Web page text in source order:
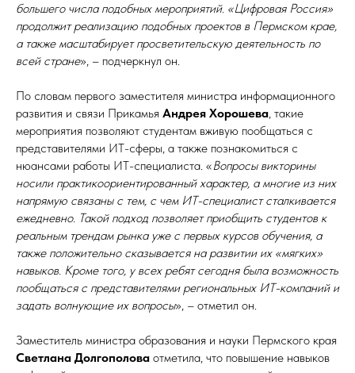
большего числа подобных мероприятий. «Цифровая Россия»
продолжит реализацию подобных проектов в Пермском крае,
а также масштабирует просветительскую деятельность по
всей стране», – подчеркнул он.
По словам первого заместителя министра информационного
развития и связи Прикамья Андрея Хорошева, такие
мероприятия позволяют студентам вживую пообщаться с
представителями ИТ-сферы, а также познакомиться с
нюансами работы ИТ-специалиста. «Вопросы викторины
носили практикоориентированный характер, а многие из них
напрямую связаны с тем, с чем ИТ-специалист сталкивается
ежедневно. Такой подход позволяет приобщить студентов к
реальным трендам рынка уже с первых курсов обучения, а
также положительно сказывается на развитии их «мягких»
навыков. Кроме того, у всех ребят сегодня была возможность
пообщаться с представителями региональных ИТ-компаний и
задать волнующие их вопросы», – отметил он.
Заместитель министра образования и науки Пермского края
Светлана Долгополова отметила, что повышение навыков